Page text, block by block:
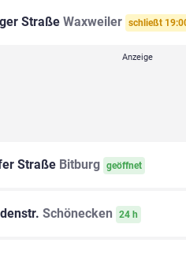
Straße Waxweiler schließt
Straße Bitburg geöffnet
Schönecken 24 h